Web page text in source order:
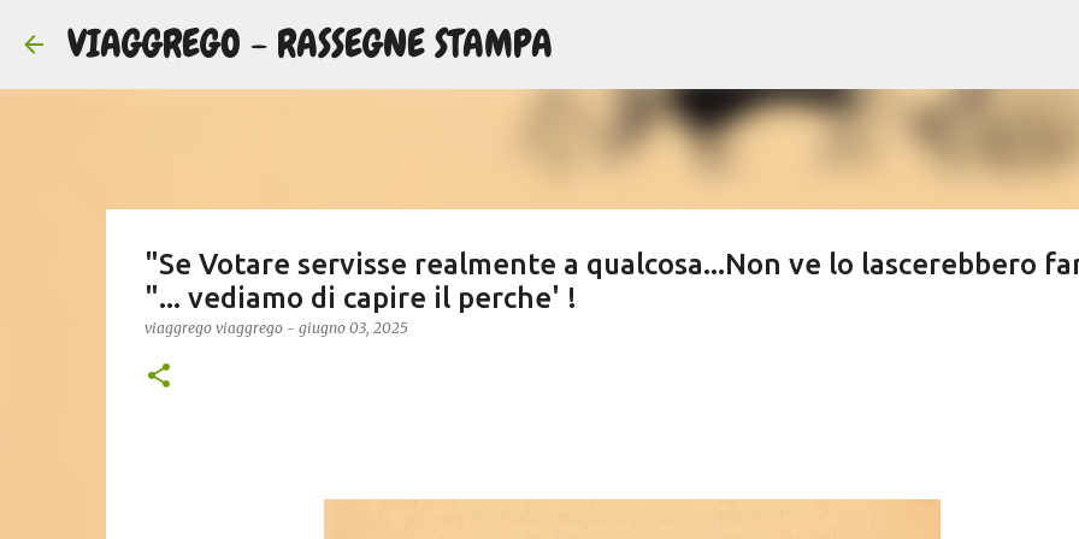
VIAGGREGO - RASSEGNE STAMPA
"Se Votare servisse realmente a qualcosa...Non ve lo lascerebbero
"... vediamo di capire il perche' !
viaggrego viaggrego - giugno 03, 2025